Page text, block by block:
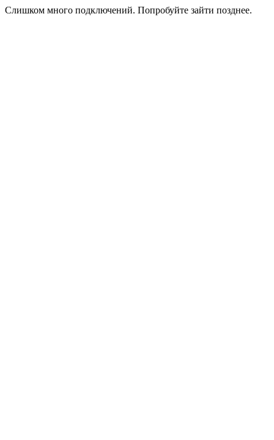
Слишком много подключений. Попробуйте зайти позднее.